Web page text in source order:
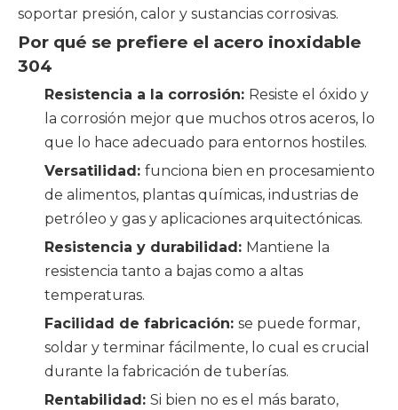
soportar presión, calor y sustancias corrosivas.
Por qué se prefiere el acero inoxidable
304
Resistencia a la corrosión: Resiste el óxido y
la corrosión mejor que muchos otros aceros, lo
que lo hace adecuado para entornos hostiles.
Versatilidad: funciona bien en procesamiento
de alimentos, plantas químicas, industrias de
petróleo y gas y aplicaciones arquitectónicas.
Resistencia y durabilidad: Mantiene la
resistencia tanto a bajas como a altas
temperaturas.
Facilidad de fabricación: se puede formar,
soldar y terminar fácilmente, lo cual es crucial
durante la fabricación de tuberías.
Rentabilidad: Si bien no es el más barato,